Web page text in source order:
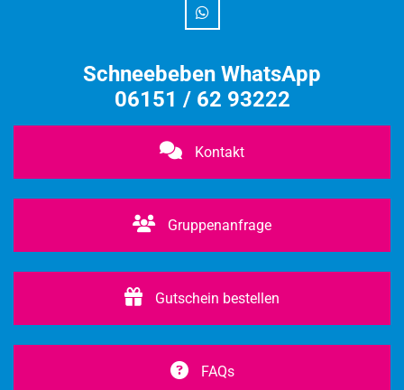
Schneebeben WhatsApp
06151 / 62 93222
Kontakt
Gruppenanfrage
Gutschein bestellen
FAQs